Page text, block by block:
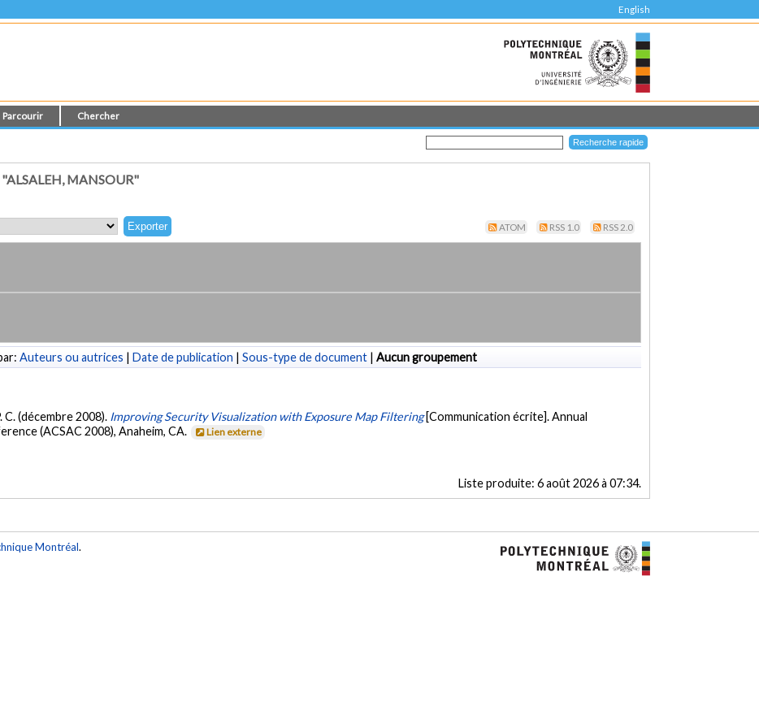
English
Parcourir Chercher
MANSOUR"
ATOM RSS 1.0 RSS 2.0
Auteurs ou autrices | Date de publication | Sous-type de document | Aucun groupement
C. (décembre 2008). Improving Security Visualization with Exposure Map Filtering [Communication écrite]. Annual
(ACSAC 2008), Anaheim, CA.
Lien externe
Liste produite: 6 août 2026 à 07:34.
Montréal.